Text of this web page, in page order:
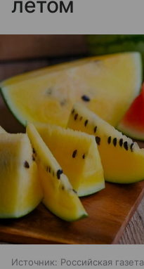
Источник: Российская газета